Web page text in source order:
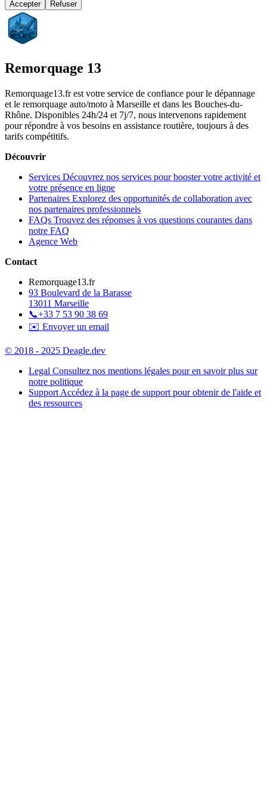
Accepter Refuser
Remorquage 13
Remorquage13.fr est votre service de confiance pour le dépannage
et le remorquage auto/moto à Marseille et dans les Bouches-du-
Rhône. Disponibles 24h/24 et 7j/7, nous intervenons rapidement
pour répondre à vos besoins en assistance routière, toujours à des
tarifs compétitifs.
Découvrir
Services Découvrez nos services pour booster votre activité et
votre présence en ligne
Partenaires Explorez des opportunités de collaboration avec
nos partenaires professionnels
FAQs Trouvez des réponses à vos questions courantes dans
notre FAQ
Agence Web
Contact
Remorquage13.fr
93 Boulevard de la Barasse
13011 Marseille
📞+33 7 53 90 38 69
✉️ Envoyer un email
© 2018 - 2025 Deagle.dev
Legal Consultez nos mentions légales pour en savoir plus sur
notre politique
Support Accédez à la page de support pour obtenir de l'aide et
des ressources